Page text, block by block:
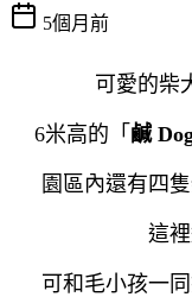
5個月前
可愛的柴
6米高的「 鹹
園區內還有四
這
可和毛小孩一